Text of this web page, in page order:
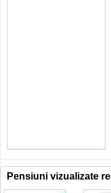
Pensiuni vizualizate